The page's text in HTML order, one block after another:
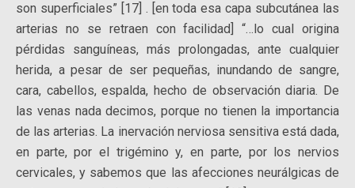
son superficiales” [17] . [en toda esa capa subcutánea las
arterias no se retraen con facilidad] “…lo cual origina
pérdidas sanguíneas, más prolongadas, ante cualquier
herida, a pesar de ser pequeñas, inundando de sangre,
cara, cabellos, espalda, hecho de observación diaria. De
las venas nada decimos, porque no tienen la importancia
de las arterias. La inervación nerviosa sensitiva está dada,
en parte, por el trigémino y, en parte, por los nervios
cervicales, y sabemos que las afecciones neurálgicas de